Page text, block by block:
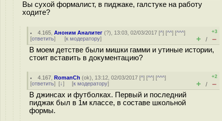
Вы сухой формалист, в пиджаке, галстуке на работу
ходите?
4.165 ,Аноним Аналитег (?), 13:03, 02/03/2017 [^] [^^] [^^^]
[ответить] [к модератору]
+3
+ / –
В моем детстве были мишки гамми и утиные истории,
стоит вставить в документацию?
4.167 ,RomanCh (ok), 13:12, 02/03/2017 [^] [^^] [^^^]
[ответить] [↓] [к модератору]
+2
+ / –
В джинсах и футболках. Первый и последний
пиджак был в 1м классе, в составе школьной
формы.